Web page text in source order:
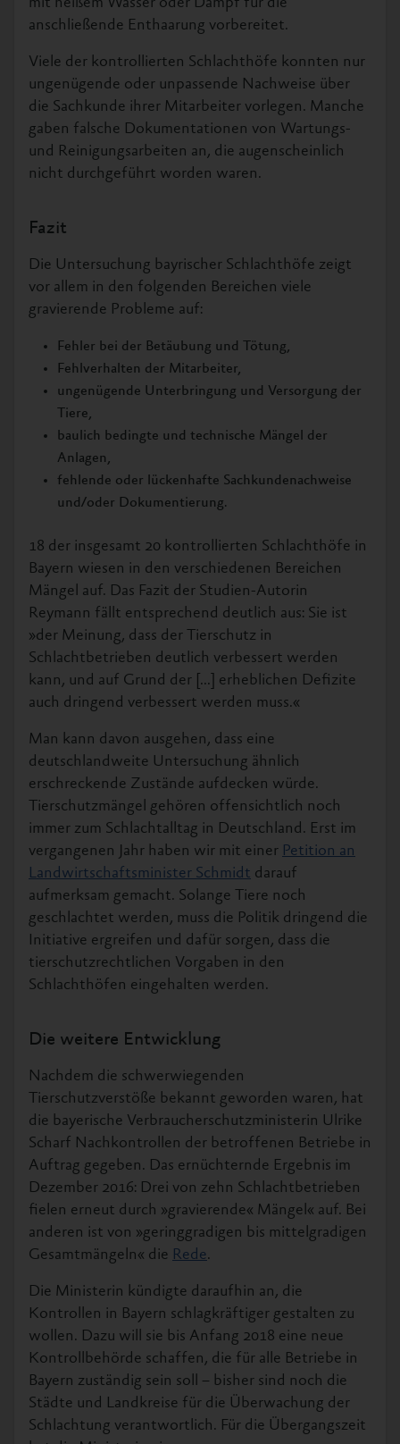
mit heißem Wasser oder Dampf für die
anschließende Enthaarung vorbereitet.
Viele der kontrollierten Schlachthöfe konnten nur
ungenügende oder unpassende Nachweise über
die Sachkunde ihrer Mitarbeiter vorlegen. Manche
gaben falsche Dokumentationen von Wartungs-
und Reinigungsarbeiten an, die augenscheinlich
nicht durchgeführt worden waren.
Fazit
Die Untersuchung bayrischer Schlachthöfe zeigt
vor allem in den folgenden Bereichen viele
gravierende Probleme auf:
Fehler bei der Betäubung und Tötung,
Fehlverhalten der Mitarbeiter,
ungenügende Unterbringung und Versorgung der
Tiere,
baulich bedingte und technische Mängel der
Anlagen,
fehlende oder lückenhafte Sachkundenachweise
und/oder Dokumentierung.
18 der insgesamt 20 kontrollierten Schlachthöfe in
Bayern wiesen in den verschiedenen Bereichen
Mängel auf. Das Fazit der Studien-Autorin
Reymann fällt entsprechend deutlich aus: Sie ist
»der Meinung, dass der Tierschutz in
Schlachtbetrieben deutlich verbessert werden
kann, und auf Grund der [...] erheblichen Defizite
auch dringend verbessert werden muss.«
Man kann davon ausgehen, dass eine
deutschlandweite Untersuchung ähnlich
erschreckende Zustände aufdecken würde.
Tierschutzmängel gehören offensichtlich noch
immer zum Schlachtalltag in Deutschland. Erst im
vergangenen Jahr haben wir mit einer Petition an
Landwirtschaftsminister Schmidt darauf
aufmerksam gemacht. Solange Tiere noch
geschlachtet werden, muss die Politik dringend die
Initiative ergreifen und dafür sorgen, dass die
tierschutzrechtlichen Vorgaben in den
Schlachthöfen eingehalten werden.
Die weitere Entwicklung
Nachdem die schwerwiegenden
Tierschutzverstöße bekannt geworden waren, hat
die bayerische Verbraucherschutzministerin Ulrike
Scharf Nachkontrollen der betroffenen Betriebe in
Auftrag gegeben. Das ernüchternde Ergebnis im
Dezember 2016: Drei von zehn Schlachtbetrieben
fielen erneut durch »gravierende« Mängel« auf. Bei
anderen ist von »geringgradigen bis mittelgradigen
Gesamtmängeln« die Rede.
Die Ministerin kündigte daraufhin an, die
Kontrollen in Bayern schlagkräftiger gestalten zu
wollen. Dazu will sie bis Anfang 2018 eine neue
Kontrollbehörde schaffen, die für alle Betriebe in
Bayern zuständig sein soll – bisher sind noch die
Städte und Landkreise für die Überwachung der
Schlachtung verantwortlich. Für die Übergangszeit